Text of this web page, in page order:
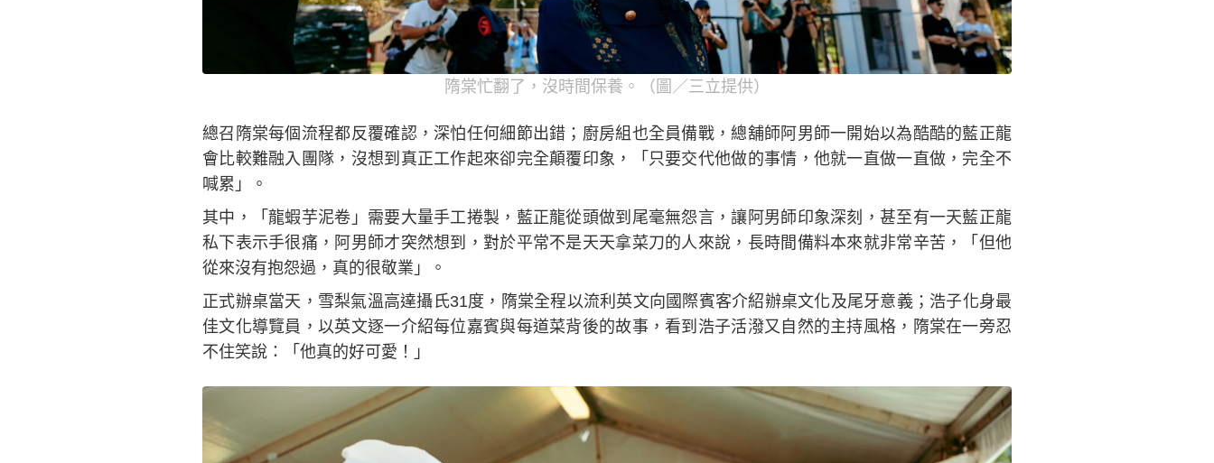
隋棠忙翻了，沒時間保養。（圖／三立提供）
總召隋棠每個流程都反覆確認，深怕任何細節出錯；廚房組也全員備戰，總舖師阿男師一開始以為酷酷的藍正龍
會比較難融入團隊，沒想到真正工作起來卻完全顛覆印象，「只要交代他做的事情，他就一直做一直做，完全不
喊累」。
其中，「龍蝦芋泥卷」需要大量手工捲製，藍正龍從頭做到尾毫無怨言，讓阿男師印象深刻，甚至有一天藍正龍
私下表示手很痛，阿男師才突然想到，對於平常不是天天拿菜刀的人來說，長時間備料本來就非常辛苦，「但他
從來沒有抱怨過，真的很敬業」。
正式辦桌當天，雪梨氣溫高達攝氏31度，隋棠全程以流利英文向國際賓客介紹辦桌文化及尾牙意義；浩子化身最
佳文化導覽員，以英文逐一介紹每位嘉賓與每道菜背後的故事，看到浩子活潑又自然的主持風格，隋棠在一旁忍
不住笑說：「他真的好可愛！」